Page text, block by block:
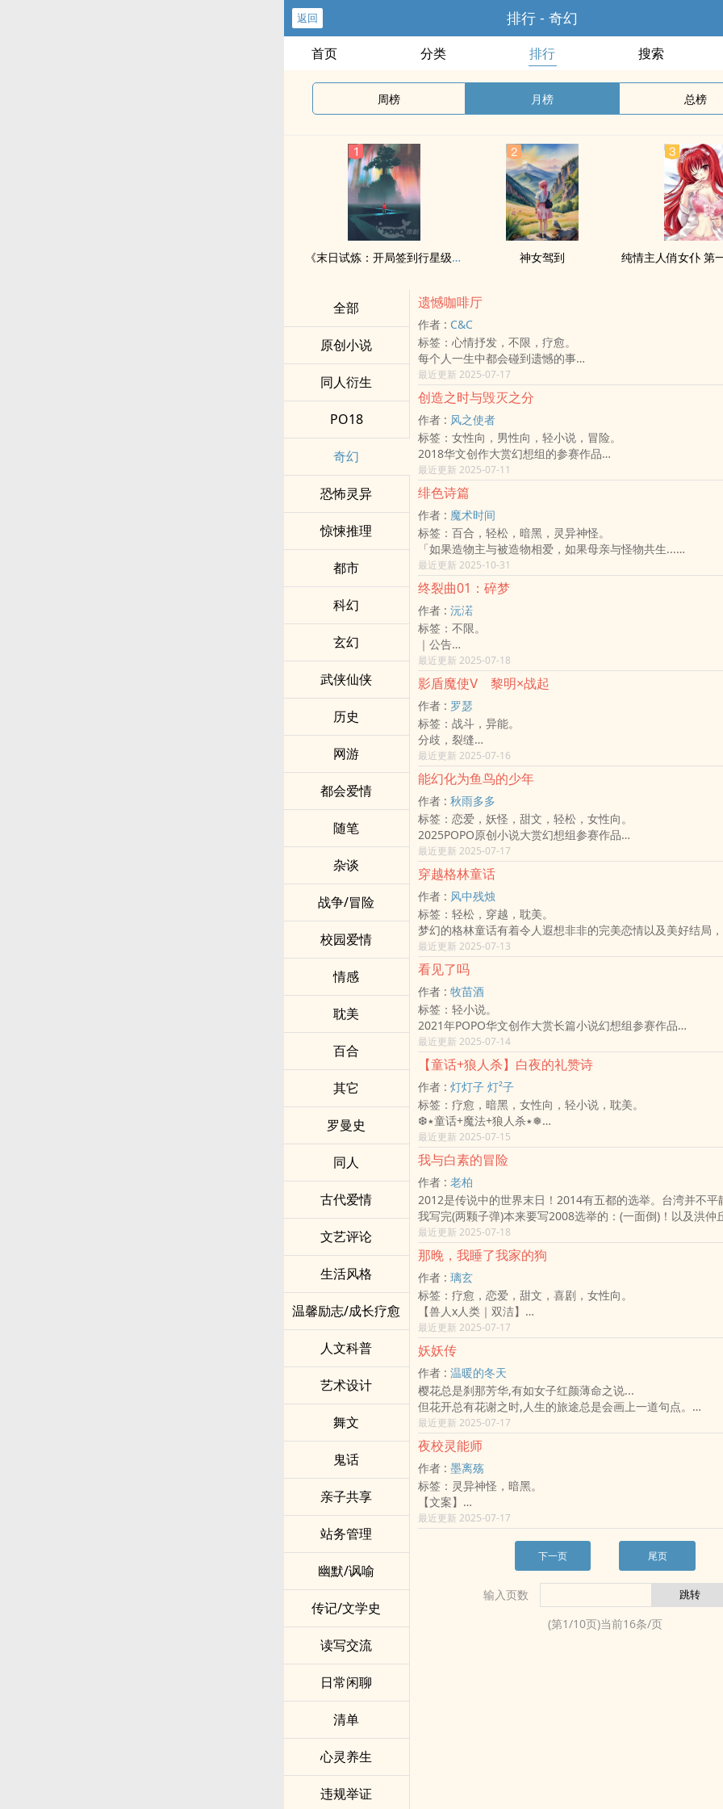
返回 排行 - 奇幻
首页 分类 排行 搜索
周榜 月榜 总榜
《末日试炼：开局签到行星级避难所》 神女驾到
全部
原创小说
同人衍生
PO18
奇幻
恐怖灵异
惊悚推理
都市
科幻
玄幻
武侠仙侠
历史
网游
都会爱情
随笔
杂谈
战争/冒险
校园爱情
情感
耽美
百合
其它
罗曼史
同人
古代爱情
文艺评论
生活风格
温馨励志/成长疗愈
人文科普
艺术设计
舞文
鬼话
亲子共享
站务管理
幽默/讽喻
传记/文学史
读写交流
日常闲聊
清单
心灵养生
违规举证
遗憾咖啡厅
作者 : C&C
标签：心情抒发，不限，疗愈。
每个人一生中都会碰到遗憾的事
想见的人、想说的话、想做的事、想看的风景......
每个遗失的瞬间都是一种遗憾
想要弥补遗憾吗?
欢银来到遗憾咖啡厅，叶子咖啡师很高兴为您调制一杯属于你
最近更新 2025-07-17
创造之时与毁灭之分
作者 : 风之使者
标签：女性向，男性向，轻小说，冒险。
2018华文创作大赏幻想组的参赛作品
探知有许多空间世界的时代，有一名天才少年在一场意外之中
谓的未知世界，而一场被人设计的冒现就此展开
最近更新 2025-07-11
绯色诗篇
作者 : 魔术时间
标签：百合，轻松，暗黑，灵异神怪。
「如果造物主与被造物相爱，如果母亲与怪物共生...
这便是文明毁灭后，最温柔也最偏执的童话。」
在人类文明巅峰之际，对永生的傲慢渴望催生了灾难。奥林
罗米修斯计划」创造了完美的永生生命体，代号「该隐」的赫
自诞生之初，她便被囚于地下实验室，在漫长的囚禁中冷眼见
与疯狂。
当以她基因为蓝本的「永生疫苗」引发灭世灾难，血色黎明降
覆。赫玛终于踏出牢笼，在荒芜的废土上开始永恒的流浪。她
光中学会温暖，亦在失去中体会悲伤。直到她遇见了一只与众
保有基本意识、会因弄脏衣角而苦恼的小血骸「伊洛斯」。
一段跨越物种的教导与守护就此展开。赫玛为她命名，教她知
暖。然而，人类的围剿迫使赫玛为保护伊洛斯而重创沉眠，并
将蕴含本源力量的血液渡予伊洛斯，期望在她不在的岁月里，
护她唯一的孩子。
伊洛斯没有辜负这份馈赠。赫玛的血液如同最后的钥匙，彻底
能。她从懵懂的小血骸，成长为建立新秩序、终结战争的「血
她统合血族，建立浮空都城，与残存的人类签订《暮光契约》
单纯而执着的信念，为母亲创造一个再也无人能伤害她们的世
数个世纪后，赫玛自沉睡中苏醒，映入眼帘的是一个由她「孩
的、完全陌生的王朝。她阴差阳错地以「血仆」身份，被送至
的亲王——「洛伊丝」身边。
一场充满试探、伪装与心照不宣的主仆游戏悄然上演。
殊不知，这位看似体弱的亲王，正是她苦苦寻觅的、已登顶为
物」。
当伪装褪去，身份揭晓，横亘在母女之间的，是数百年的孤
海的眷恋，以及一场迟来已久的温柔清算。
2025.10.18 正文完结
10.19起番外不定时掉落～
插图不定时补全～
以上，阅读愉快～
最近更新 2025-10-31
终裂曲01：碎梦
作者 : 沅渃
标签：不限。
｜公告
24.08.12转收费
虽说黑历史很可爱，但不推荐大家看，因为我会写出更好的
大家按错XD
终裂曲四部
0.5：制境者 (这个就可以看了，我个人非常喜欢)
01：碎梦→此书 *哥哥泛+药师凛
02：妖爱→(新版)→(剧情大改)→待开坑 *弟弟泫+封妖术拥有
旧版《妖爱》→连结点我
03：知晓→待开坑 *全员大集合
他们之间，总是有着说不出来的缘分。
六岁那年，他与她的初遇。
弟弟泫重病，族内唯一的见习药师却是那个他印象不好的女孩
十四岁那年，前任狐王驾崩。
是他亲手弑父，为保护她而处处逼迫她离开。
被陷害的他，一气之下，下令杀了所有妖言惑众的族人。
第一次的亲吻，她从天而降，压在他身上，却非说是他非礼她
「你这个小人！非、非礼我！难道不知道我是谁嘛！？」──
「愚蠢，是妳自己掉下来的！」──宫褚泛
第二次的亲吻，他主动吻了她，却是对她冷嘲热讽。
「你这家伙！做什幺！」──夜凛落
「怎幺？那个狐后不就是派妳来讨我的吻的吗？呵，可笑，滚
妳！」──宫褚泛
第三次亲吻，她对他伸出援手，只因他被陷害，差点重伤不治
「活着好吗？」──夜凛落
「好……。」──宫褚泛
●封面为自制(图源pngtree)、羽棠、凌紫叶(图为网上找，侵删)
◆沅渃IG：wonno_0601
│征求│
希望喜欢这本书或者是这个系列的大大可以帮忙绘制人设或是
最近更新 2025-07-18
影盾魔使Ⅴ 黎明×战起
作者 : 罗瑟
标签：战斗，异能。
分歧，裂缝
泊泊鲜血
为了做好万全准备迎接将近的战役，玥一行人把握着所剩无
使再如何准备也不可能会够。
玥钻研着提升能力，同时试图厘清心中那道过不去的坎、学会
重要的是如何珍惜每个和重要之人相处的时间。
耶里佳不仅得随时保持清晰的思绪，也需要花时间整理心情，
到自身心态的变化，也许将因私事影响到公事，从而做出不可
草芜正在学习团队合作、学习自身的价值，为了实现遭囚以来
了走入玥的生活，因为得到了可能性而想试着一步步走到玥身
各自的课题与训练，加上龙王提供了方法加强自方军力，大伙
接下来闯入龙族地盘的不速之客更是让他们得到意想不到的助
促成神秘而危险的种族和他们结盟。
然而，当他们尽全力备战的期间，也代表西尔埃诺有时间做好
只是，𫖮暗中进行的计划，让西尔埃诺方寸大乱，同样也导致
然后，战争开打了。
「兵败如山倒这件事并非空穴来风，这是他最清楚不过的事。
「加派更多增援，非得死守住才行！」
「别多想了，不是他们死，就是我们死。」
「就让我看看，在全力之下，你能领教几招？」
计划一环接着一环，你攻我守，相互较劲，双方都在试图抢下
而残酷的战场，必然见血。
「……你们要做好我们回不去的准备。」
／
◇ 主角三人组 ◇
｜耶里佳／玥／草芜｜
◇ 副ＣＰ ◇
｜阿堺／𫖮｜
◆ 我方战力 ◆
耶里佳，玥，草芜，阿堺，𫖮，莫里亚，瑟希，青苑，龙族，
助力与新盟友
◆ 敌方战力 ◆
西尔埃诺，老长者，商络凡，军事总长，副军事总长，目前待
兵卫与魔使小队
／
｜全彩内页
｜章２９ 备战之余也要休歇片刻
｜章３０ 突发波澜
｜章３１ 变调的救援行动
｜章３２ 拂晓
｜章３３ 始动
｜章３４ 瞬息
｜章３５ 为何而战 （第五集正文完）
／
△ 将于２０２４．０４．２４星期二开更，预估维持每周一更
礼拜三早上８：００更新
△ 封面是我自己画的，第一章回会奉上另一种版本的三人组，
所以……希望大家喜欢！
△ 本系列共会有六集，这集不是最后一集喔～
△ 非常重要的事先告知：这集的玥和草芜之间会有挺多粉红泡
是因为要整理心情所以会出现一些可能大家会有点无法接受的
面𫖮的地方会出现令人不适的轻微描述－－这些都是角色必然
我自己不太相信大事在前就完全不会有私人情绪和情感等事情
争完全不可能有肮脏之事发生的状况，这样太过圣人以及纯洁
子们不是这样的，人性也不可能一点瑕疵也无，希望大家可以
最近更新 2025-07-16
能幻化为鱼鸟的少年
作者 : 秋雨多多
标签：恋爱，妖怪，甜文，轻松，女性向。
2025POPO原创小说大赏幻想组参赛作品
♤使用言灵，是要付出代价的……♤
北冥有鱼，其名为鲲。鲲之大，不知其几千里也。化而为鸟
之背，不知其几千里也；怒而飞，其翼若垂天之云。是鸟也，
南冥。南冥者，天池也。
——来自庄子《逍遥游》
直到现在她才意识到，原来从那天开始，
在那只闪烁着幽幽蓝光的鸟儿现身在眼前的瞬间，
就是她偏离日常生活的起始点。
夏荷语，自小便被周遭的人戏称为「楣姑娘」。
她从小就被亲身父母抛弃，才刚被人收养不久，养父母又因创
毒瘾。
虽说命运捉弄人，但她仍争气的在半工半读之下考上了顶大历
人生第一个男朋友！
她原本以为，大学生活将会是她逆转人生的开端，然而，命运
在她大三那年，于实习的私人画廊中，她意外地「捡」到了一
神兽的美少年——莫鷠。
★看着对方这一番操作，夏荷语顿时看傻了眼，她一脸不可置
的莫鷠，食指还不怕死的在他肩头戳了戳。
「你还真的是妖怪？」她上下打量着莫鷠，明明怎幺看就是
嘛！
硬要说有什幺不同的话……嗯，脸倒是精致的不像个人类。
面对某人的无理，莫鷠只是皮笑肉不笑的轻拍掉她的右手，蔚
瞥向她，语气故作冷淡地回道:「是啊，要不是我现在法力几
要不然……妳这手恐怕就不保了。」
听到他的话，夏荷语立刻将不安分的爪子收回去，还因为忽地
大跤。
看到她滑稽的模样，莫鷠终是忍俊不禁地笑了开来，铃铛般的
中传出，「哈哈哈，我逗妳玩的，夏姑娘，妳可真有趣！」
「你……」察觉自己被戏耍，夏荷语恼怒的站到莫鷠面前，她
幺，就突然被他抱个满怀，鼻尖传来了淡淡的海洋调香气。
自从与少年相遇，夏荷语这才惊讶地发现，自己原来拥有言灵
为了找回过去遗失的记忆与莫名消失的四十年寿命，
她答应了和少年合作的请求，踏上一段充满未知的旅程。
从此以后，夏荷语的周遭开始出现各种离奇又诡异的事件。
她经历了一次又一次的「死里逃生」，
与菜刀、尖牙等危险物品进行了各种「爱的相处模式」。
在无数次的惊险与刺激中，她才终于意识到，
原来，她从一出生，就注定不平凡。
而她与生俱来的力量，很可能比自己想像中的，还要来的珍贵
除此之外，这一切的种种，似乎又与莫鷠扑朔迷离的身世背景
在一次又一次的穿越旅程中，她不但遇到了神秘的男孩——李
还意外发现了那本该被■■永远埋藏起来的真相，与所有事件
★这时，烟花「碰」的一声在空中绽放，
色彩各异的花火偏爱似的落入李沐鳞浅色的眼眸中，好似乘载
他望向她，嘴角翘起好看的弧度，并朝她伸出手，「小语姐姐
有那幺一瞬间，夏荷语在他身上看见了莫鷠的笑颜，
最近更新 2025-07-17
穿越格林童话
作者 : 风中残烛
标签：轻松，穿越，耽美。
梦幻的格林童话有着令人遐想非非的完美恋情以及美好结局
却不像我们以往熟知的如此美好，有着恋童僻的变态父亲、想
己的母亲、恋尸僻的王子...无数的危机潜伏在背后...
在危险的新世界存活的同时寻找真命天子，再逗逼穿越系统的
了探索充满暴力美学的原版格林童话。
穿越ＸＢＬＸ系统
p.s. 封面是自制的...
最近更新 2025-07-13
看见了吗
作者 : 牧苗酒
标签：轻小说。
2021年POPO华文创作大赏长篇小说幻想组参赛作品
十五年前，S病毒蔓延全球，S医学小组研发出疫苗却出现少数
的状况，导致群众失控将成员殴打致死的惨事发生，随后其
奇失踪，相关的研究资料也被不明人士毁于一旦，引发各界哗
团疑云到后来也只成为一宗不了了之的悬案。
十五年后，以呼吸道症状为主的V病毒以惊人速度毒肆虐全球
与死亡人数不断向上攀升，国际间却无一医学单位能够遏制。
疫情延烧数月后，不少医学专家指出：V病毒为S病毒的升级版
一夕之间，全世界都想起当年的S医学小组。
十五年前，疫情平息之后，医学小组成员不知所踪的不知所踪
家破人亡，只留下几个年幼孩子面对世人的恶意。
十五年后，疫情卷土重来，世人又想起当年被恶意淹没的医学
医学小组成员，便将目光转到被留下的人们身上。
当年被留下的孩子，在恶意中艰难辗转，好不容易过上平静的
情爆发后被卷入漩涡之中。
最近更新 2025-07-14
【童话+狼人杀】白夜的礼赞诗
作者 : 灯灯子 灯²子
标签：疗愈，暗黑，女性向，轻小说，耽美。
❆٭童话+魔法+狼人杀٭❅
温文儒雅爱耍流氓的雅痞枪手【红帽】
٭❅ ✕ ❆٭
外表高冷内里吐槽的美人剑士【白雪】
轻小说 ✓ 腐向 ✓ 奇幻 ✓
解谜 ✓ 微黑暗 ✓ 相爱相杀 ✓
◆◆◆ ◆◆◆ ◆◆◆
那是千百年前落下的诅咒。
每逢月圆之夜，催命的迷雾将会降临大地。
夜莺啼叫十二下，伪装‎‎‌成‍‌‎人‎‍类的狼人将会原形毕露。
狼人在啸声，把受困于迷雾中的可怜平民拆骨入腹。
只有猎人特制的武器，才可杀死狼人。
只有预言家说的预言，才能找出狼人。
只有女巫闭上了眼睛，才会终结诅咒……
听，不幸的夜莺在歌唱，
看，不眠的女巫睁开眼，
一直睁着眼。
+ 10% 暗黑童话
+ 20% 烧脑解谜
+ 30% 打狼人
+ 40% 和小伙伴组队旅游去
+150% 红白小可爱一起谈人生
白雪：是我数学不好吗？上面的%数怎看也不对啊……
红帽：%数不重要，跟我谈人生不是更好？
白雪：一剑捅了你才是最好。
女巫：歪？你们是不是忘了我？！
✁ 以上%数并不可信
✁ 以游戏【狼人杀】为故事基础，为配合剧情，私设较多
✁ 每周六晚上更新，已完稿，可放心掉坑
最近更新 2025-07-15
我与白素的冒险
作者 : 老柏
2012是传说中的世界末日！2014有五都的选举。台湾并不平
我写完(两颗子弹)本来要写2008选举的：(一面倒)！以及洪仲
军：(开花的毒草)，因为时间离现实很近而作罢！哪就来写写
吧！总是有很多精彩的地方，可以涂墨一番！
最主要的是我梦见了白素。
我要跟白素去冒险。
最近更新 2025-07-18
那晚，我睡了我家的狗
作者 : 璃玄
标签：疗愈，恋爱，甜文，喜剧，女性向。
【兽人x人类｜双洁】
他是我的狗，也是来自灵界的半兽灵。
我以为在养他，没想到其实是被他守护着。
那晚，一句醉言让他觉醒，从此，我们的命运紧紧相连。
最近更新 2025-07-17
妖妖传
作者 : 温暖的冬天
樱花总是刹那芳华,有如女子红颜薄命之说...
但花开总有花谢之时,人生的旅途总是会画上一道句点。
不过却有少数人，真正的旅途才从这里开始而已。
那便是「妖」、「鬼」、「魂」、「仙」。
漫漫之旅，只愿求无悔便足以。
最近更新 2025-07-17
夜校灵能师
作者 : 墨离殇
标签：灵异神怪，暗黑。
【文案】
她背负着满身罪孽，最亲的人只剩身为半妖的弟弟
冷漠的拒绝任何人，笼罩在黑暗之中
他们背负着家族使命，在学园中奋力战斗
热血友谊，决不放弃任何一点机会
家族继承者，伙伴们。
少年少女的相遇，在那个平凡却又不平凡的夜晚
阴谋阳谋，重重迷团，灭门真相
最近更新 2025-07-17
下一页 尾页
输入页数
(第1/10页)当前16条/页